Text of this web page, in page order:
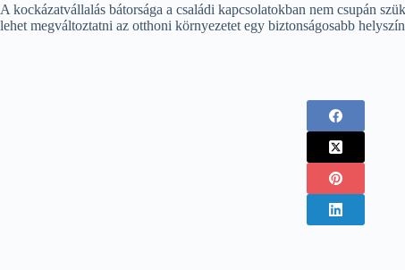
A kockázatvállalás bátorsága a családi kapcsolatokban nem csupán
lehet megváltoztatni az otthoni környezetet egy biztonságosabb